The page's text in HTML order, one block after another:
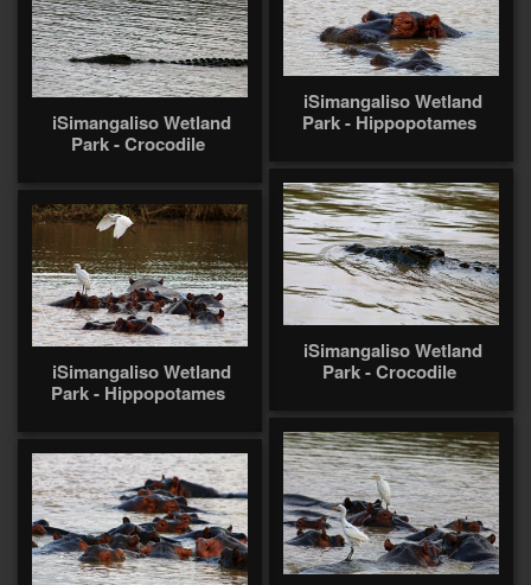
iSimangaliso Wetland
Park - Hippopotames
iSimangaliso Wetland
Park - Crocodile
iSimangaliso Wetland
Park - Crocodile
iSimangaliso Wetland
Park - Hippopotames